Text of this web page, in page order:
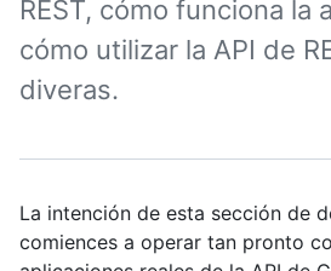
REST, cómo funciona la
cómo utilizar la API de
diveras.
La intención de esta sección de
comiences a operar tan pronto